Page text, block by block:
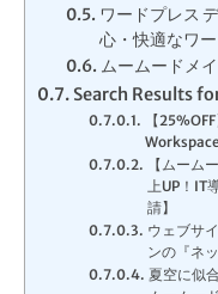
ワードプレス
心・快適なワ
ムームードメ
Search Results
【
【ムーム
上UP！IT
請】
ウェブサ
ンの『ネ
夏空に似